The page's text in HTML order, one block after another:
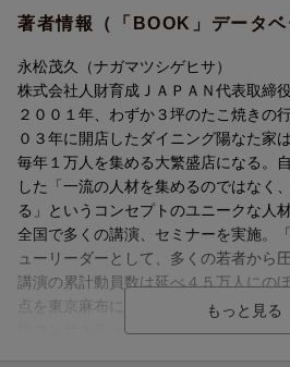
著者情報（「BOOK」データベ
永松茂久（ナガマツシゲヒサ）
株式会社人財育成ＪＡＰＡＮ代表取締
２００１年、わずか３坪のたこ焼きの
０３年に開店したダイニング陽なた家
毎年１万人を集める大繁盛店になる。
した「一流の人材を集めるのではなく
る」というコンセプトのユニークな人
全国で多くの講演、セミナーを実施。
ューリーダーとして、多くの若者から
講演の累計動員数は延べ４５万人にの
点を東京麻布に移し、現在は執筆だけ
版コンサルティング、イベント主催、